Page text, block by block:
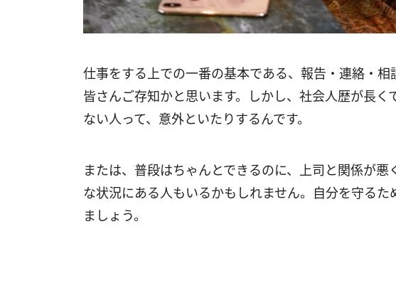
仕事をする上での一番の基本である、報告・連絡・
皆さんご存知かと思います。しかし、社会人歴が長く
ない人って、意外といたりするんです。
または、普段はちゃんとできるのに、上司と関係が
な状況にある人もいるかもしれません。自分を守る
ましょう。